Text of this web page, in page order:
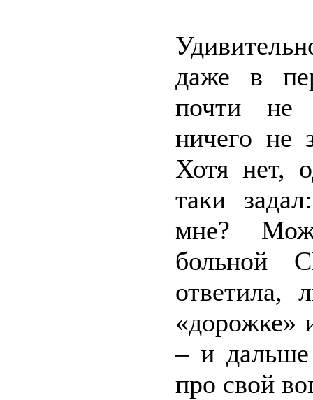
даже в
почти не
ничего не
Хотя нет,
таки
мне?
больной
ответила,
«дорожке»
– и
про свой